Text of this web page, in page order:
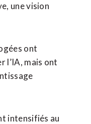
une ‌vision
ont
l’IA, mais ont
​intensifiés au